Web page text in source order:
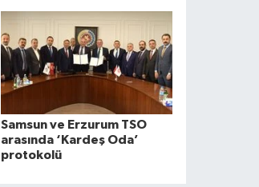
Samsun ve Erzurum TSO
arasında ‘Kardeş Oda’
protokolü